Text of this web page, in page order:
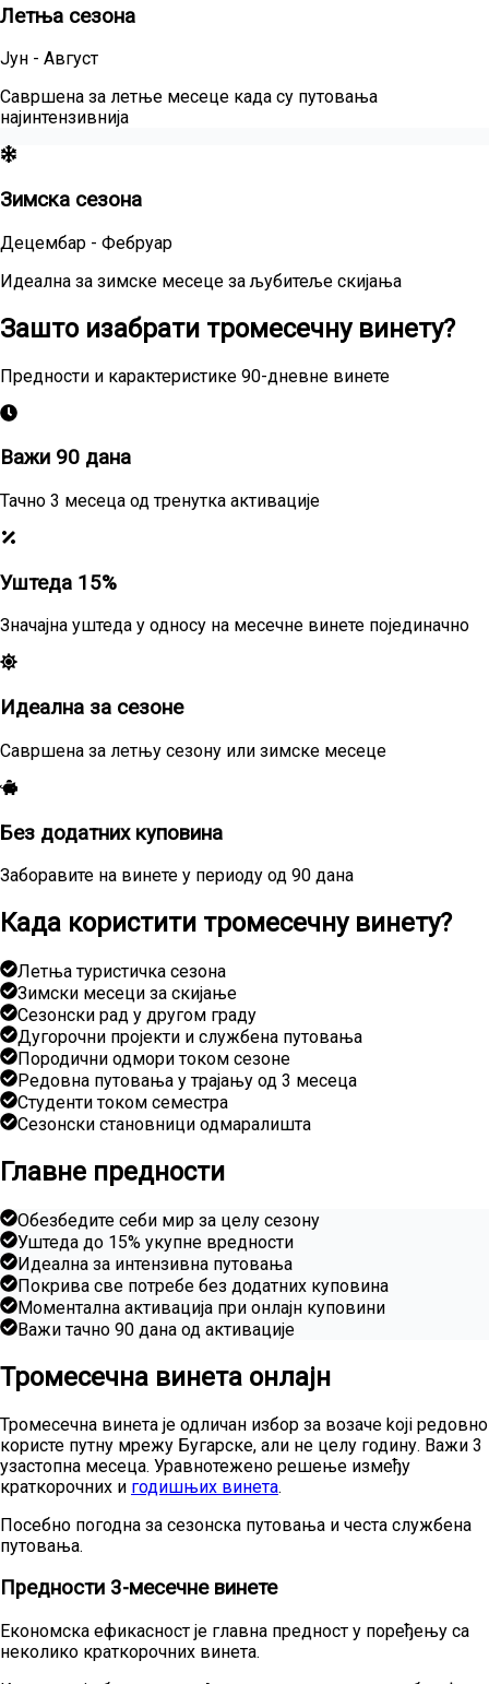
Летња сезона
Јун - Август
Савршена за летње месеце када су путовања
најинтензивнија
Зимска сезона
Децембар - Фебруар
Идеална за зимске месеце за љубитеље скијања
Зашто изабрати тромесечну винету?
Предности и карактеристике 90-дневне винете
Важи 90 дана
Тачно 3 месеца од тренутка активације
Уштеда 15%
Значајна уштеда у односу на месечне винете појединачно
Идеална за сезоне
Савршена за летњу сезону или зимске месеце
Без додатних куповина
Заборавите на винете у периоду од 90 дана
Када користити тромесечну винету?
Летња туристичка сезона
Зимски месеци за скијање
Сезонски рад у другом граду
Дугорочни пројекти и службена путовања
Породични одмори током сезоне
Редовна путовања у трајању од 3 месеца
Студенти током семестра
Сезонски становници одмаралишта
Главне предности
Обезбедите себи мир за целу сезону
Уштеда до 15% укупне вредности
Идеална за интензивна путовања
Покрива све потребе без додатних куповина
Моментална активација при онлајн куповини
Важи тачно 90 дана од активације
Тромесечна винета онлајн
Тромесечна винета је одличан избор за возаче koji редовно
користе путну мрежу Бугарске, али не целу годину. Важи 3
узастопна месеца. Уравнотежено решење између
краткорочних и годишњих винета.
Посебно погодна за сезонска путовања и честа службена
путовања.
Предности 3-месечне винете
Економска ефикасност је главна предност у поређењу са
неколико краткорочних винета.